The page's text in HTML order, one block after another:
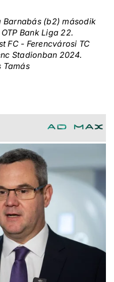
Barnabás (b2) második
Bank Liga 22.
FC - Ferencvárosi TC
Stadionban 2024.
Tamás